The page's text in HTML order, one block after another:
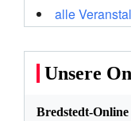
alle
Unsere
Bredstedt-Online